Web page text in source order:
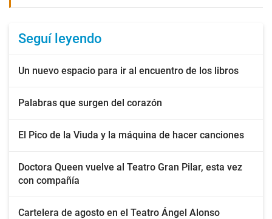
Seguí leyendo
Un nuevo espacio para ir al encuentro de los libros
Palabras que surgen del corazón
El Pico de la Viuda y la máquina de hacer canciones
Doctora Queen vuelve al Teatro Gran Pilar, esta vez
con compañía
Cartelera de agosto en el Teatro Ángel Alonso